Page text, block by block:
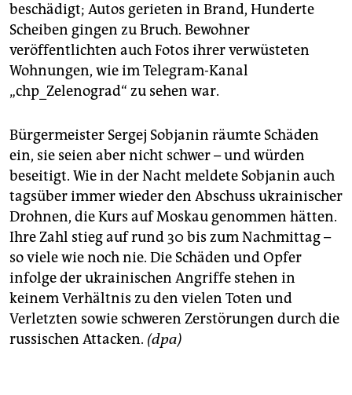
beschädigt; Autos gerieten in Brand, Hunderte
Scheiben gingen zu Bruch. Bewohner
veröffentlichten auch Fotos ihrer verwüsteten
Wohnungen, wie im Telegram-Kanal
„chp_Zelenograd“ zu sehen war.
Bürgermeister Sergej Sobjanin räumte Schäden
ein, sie seien aber nicht schwer – und würden
beseitigt. Wie in der Nacht meldete Sobjanin auch
tagsüber immer wieder den Abschuss ukrainischer
Drohnen, die Kurs auf Moskau genommen hätten.
Ihre Zahl stieg auf rund 30 bis zum Nachmittag –
so viele wie noch nie. Die Schäden und Opfer
infolge der ukrainischen Angriffe stehen in
keinem Verhältnis zu den vielen Toten und
Verletzten sowie schweren Zerstörungen durch die
russischen Attacken. (dpa)